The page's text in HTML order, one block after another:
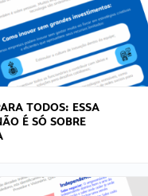
TODOS: ESSA
É SÓ SOBRE